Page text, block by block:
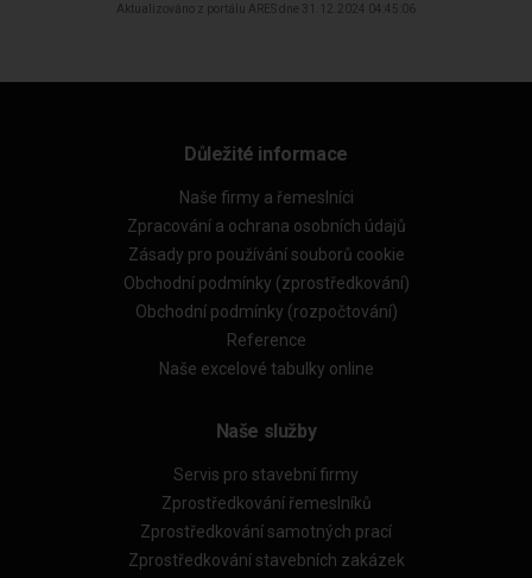
Aktualizováno z portálu ARES dne 31.12.2024 04:45:06
Důležité informace
Naše firmy a řemeslníci
Zpracování a ochrana osobních údajů
Zásady pro používání souborů cookie
Obchodní podmínky (zprostředkování)
Obchodní podmínky (rozpočtování)
Reference
Naše excelové tabulky online
Naše služby
Servis pro stavební firmy
Zprostředkování řemeslníků
Zprostředkování samotných prací
Zprostředkování stavebních zakázek